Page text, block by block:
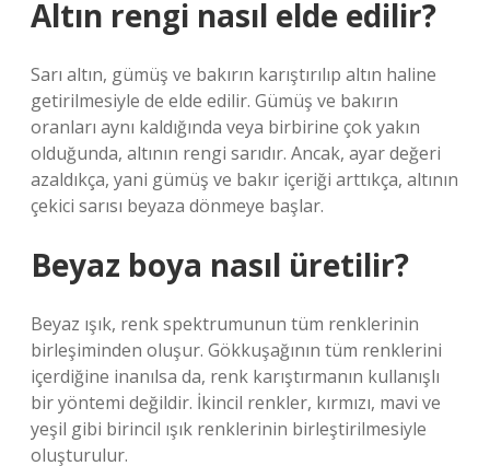
Altın rengi nasıl elde edilir?
Sarı altın, gümüş ve bakırın karıştırılıp altın haline
getirilmesiyle de elde edilir. Gümüş ve bakırın
oranları aynı kaldığında veya birbirine çok yakın
olduğunda, altının rengi sarıdır. Ancak, ayar değeri
azaldıkça, yani gümüş ve bakır içeriği arttıkça, altının
çekici sarısı beyaza dönmeye başlar.
Beyaz boya nasıl üretilir?
Beyaz ışık, renk spektrumunun tüm renklerinin
birleşiminden oluşur. Gökkuşağının tüm renklerini
içerdiğine inanılsa da, renk karıştırmanın kullanışlı
bir yöntemi değildir. İkincil renkler, kırmızı, mavi ve
yeşil gibi birincil ışık renklerinin birleştirilmesiyle
oluşturulur.